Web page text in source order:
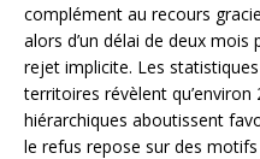
complément au recours
alors d’un délai de deux
rejet implicite. Les
territoires révèlent
hiérarchiques aboutissent
le refus repose sur des